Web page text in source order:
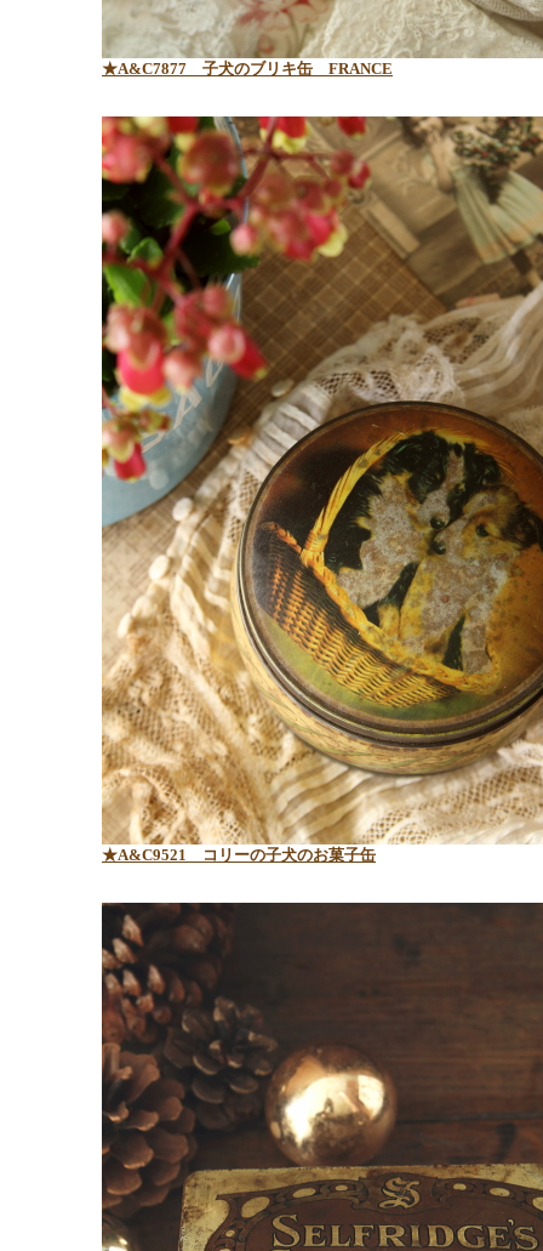
★A&C7877 子犬のブリキ缶 FRANCE
★A&C9521 コリーの子犬のお菓子缶